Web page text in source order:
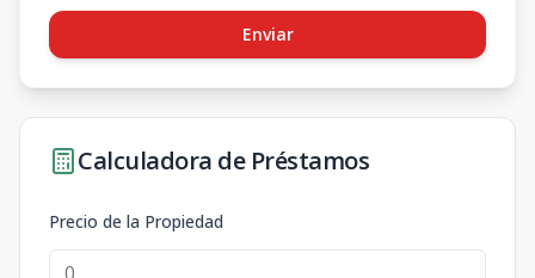
Enviar
Calculadora de Préstamos
Precio de la Propiedad